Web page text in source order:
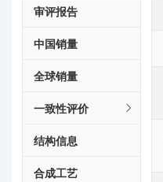
审评报告
中国销量
全球销量
一致性评价
结构信息
合成工艺